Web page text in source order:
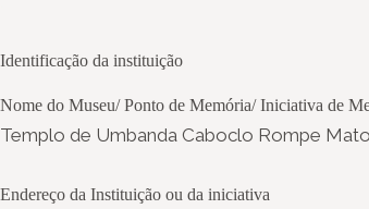
Identificação da instituição
Nome do Museu/ Ponto de Memória/ Iniciativa de
Templo de Umbanda Caboclo Rompe Mato
Endereço da Instituição ou da iniciativa